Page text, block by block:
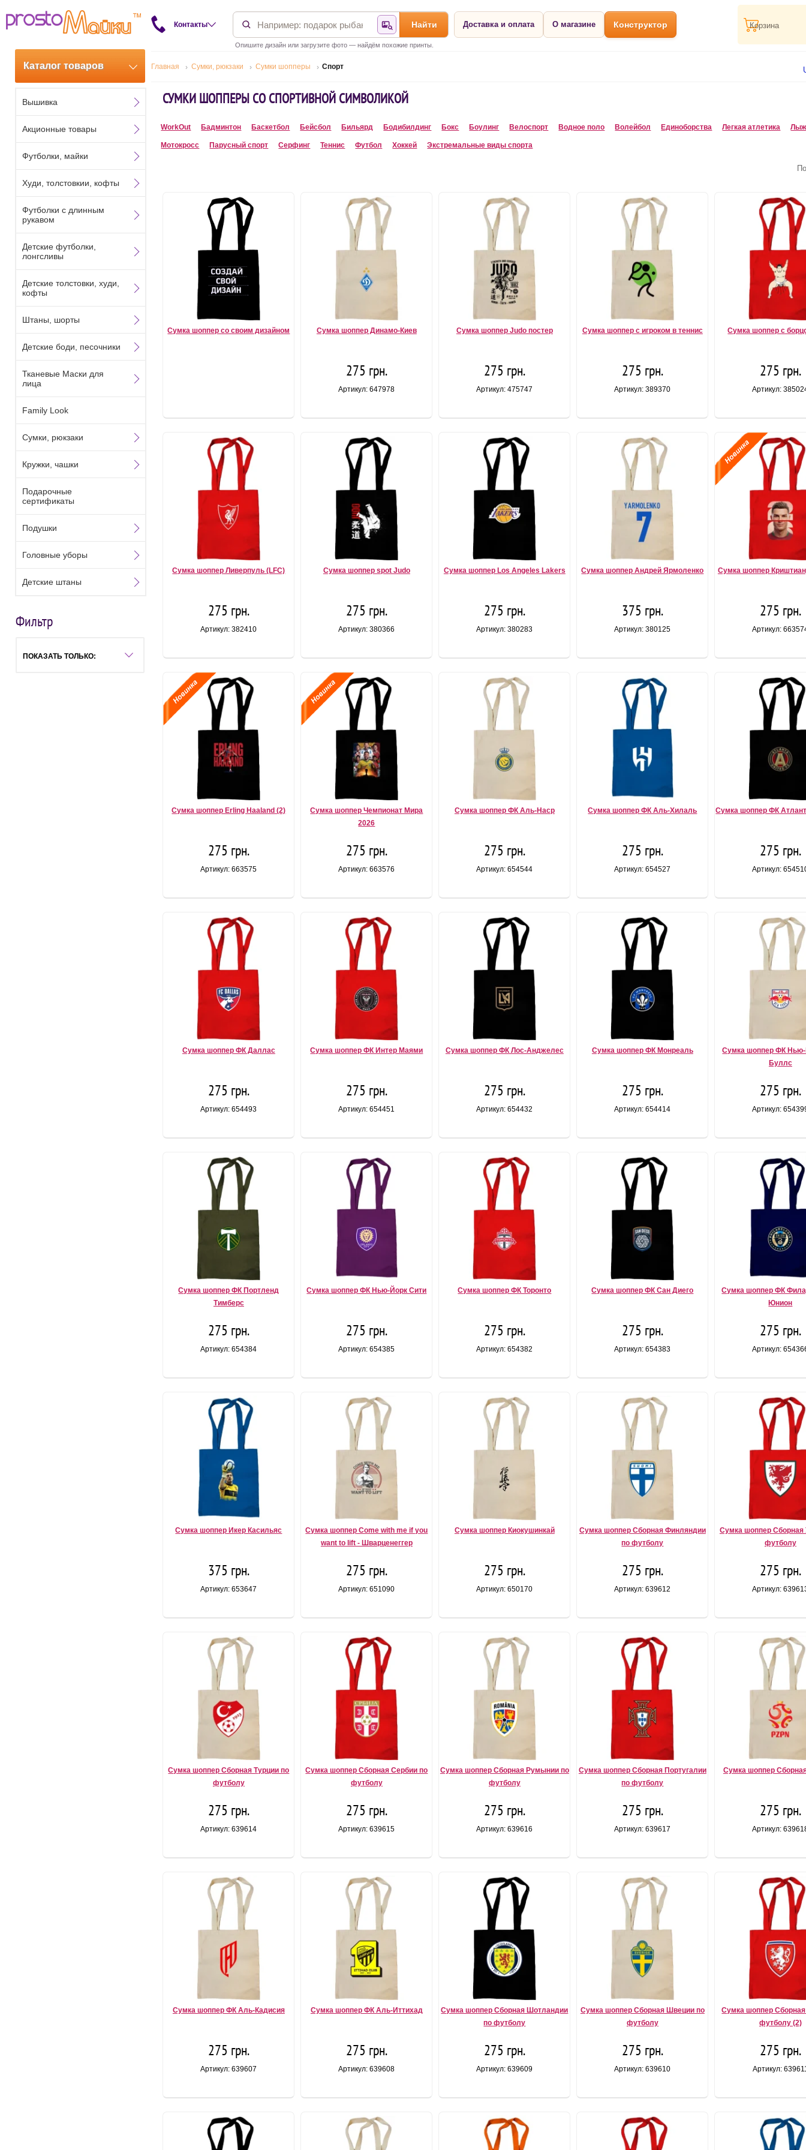
Контакты Найти по фотографии
Найти
Опишите дизайн или загрузите фото — найдём похожие принты.
Доставка и оплата О магазине Конструктор Корзина
Каталог товаров Главная Сумки, рюкзаки Сумки шопперы Спорт
СУМКИ ШОППЕРЫ СО СПОРТИВНОЙ СИМВОЛИКОЙ
WorkOut Бадминтон Баскетбол Бейсбол Бильярд Бодибилдинг Бокс Боулинг Велоспорт Водное поло Волейбол Единоборства Легкая атлетика
Мотокросс Парусный спорт Серфинг Теннис Футбол Хоккей Экстремальные виды спорта
Сумка шоппер со своим дизайном Сумка шоппер Динамо-Киев
275 грн.
Артикул: 647978
Сумка шоппер Judo постер
275 грн.
Артикул: 475747
Сумка шоппер с игроком в теннис
275 грн.
Артикул: 389370
Сумка шоппер с
275 грн.
Артикул:
Сумка шоппер Ливерпуль (LFC)
275 грн.
Артикул: 382410
Сумка шоппер spot Judo
275 грн.
Артикул: 380366
Сумка шоппер Los Angeles Lakers
275 грн.
Артикул: 380283
Сумка шоппер Андрей Ярмоленко
375 грн.
Артикул: 380125
Сумка шоппер
275 грн.
Артикул:
Сумка шоппер Erling Haaland (2)
275 грн.
Артикул: 663575
Сумка шоппер Чемпионат Мира
2026
275 грн.
Артикул: 663576
Сумка шоппер ФК Аль-Наср
275 грн.
Артикул: 654544
Сумка шоппер ФК Аль-Хилаль
275 грн.
Артикул: 654527
Сумка шоппер ФК
275 грн.
Артикул:
Сумка шоппер ФК Даллас
275 грн.
Артикул: 654493
Сумка шоппер ФК Интер Маями
275 грн.
Артикул: 654451
Сумка шоппер ФК Лос-Анджелес
275 грн.
Артикул: 654432
Сумка шоппер ФК Монреаль
275 грн.
Артикул: 654414
Сумка шоппер ФК
Буллс
275 грн.
Артикул:
Сумка шоппер ФК Портленд
Тимберс
275 грн.
Артикул: 654384
Сумка шоппер ФК Нью-Йорк Сити
275 грн.
Артикул: 654385
Сумка шоппер ФК Торонто
275 грн.
Артикул: 654382
Сумка шоппер ФК Сан Диего
275 грн.
Артикул: 654383
Сумка шоппер ФК
Юнион
275 грн.
Артикул:
Сумка шоппер Икер Касильяс
375 грн.
Артикул: 653647
Сумка шоппер Come with me if you
want to lift - Шварценеггер
275 грн.
Артикул: 651090
Сумка шоппер Киокушинкай
275 грн.
Артикул: 650170
Сумка шоппер Сборная Финляндии
по футболу
275 грн.
Артикул: 639612
Сумка шоппер Сборная
футболу
275 грн.
Артикул:
Сумка шоппер Сборная Турции по
футболу
275 грн.
Артикул: 639614
Сумка шоппер Сборная Сербии по
футболу
275 грн.
Артикул: 639615
Сумка шоппер Сборная Румынии по
футболу
275 грн.
Артикул: 639616
Сумка шоппер Сборная Португалии
по футболу
275 грн.
Артикул: 639617
Сумка шоппер
275 грн.
Артикул:
Сумка шоппер ФК Аль-Кадисия
275 грн.
Артикул: 639607
Сумка шоппер ФК Аль-Иттихад
275 грн.
Артикул: 639608
Сумка шоппер Сборная Шотландии
по футболу
275 грн.
Артикул: 639609
Сумка шоппер Сборная Швеции по
футболу
275 грн.
Артикул: 639610
Сумка шоппер
футболу (2)
275 грн.
Артикул:
Вышивка
Акционные товары
Футболки, майки
Худи, толстовкии, кофты
Футболки с длинным
рукавом
Детские футболки,
лонгсливы
Детские толстовки, худи,
кофты
Штаны, шорты
Детские боди, песочники
Тканевые Маски для
лица
Family Look
Сумки, рюкзаки
Кружки, чашки
Подарочные
сертификаты
Подушки
Головные уборы
Детские штаны
Фильтр
ПОКАЗАТЬ ТОЛЬКО: